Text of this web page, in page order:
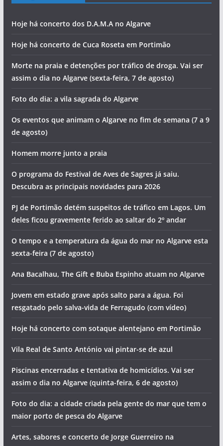
Hoje há concerto dos D.A.M.A no Algarve
Hoje há concerto de Cuca Roseta em Portimão
Morte na praia e detenções por tráfico de droga. Vai ser
assim o dia no Algarve (sexta-feira, 7 de agosto)
Foto do dia: a vila sagrada do Algarve
Os eventos que animam o Algarve no fim de semana (7 a 9
de agosto)
Homem morre junto a praia
O programa do Festival de Aves de Sagres já saiu.
Descubra as principais novidades para 2026
PJ de Portimão detém suspeitos de tráfico em Lagos. Um
deles ficou gravemente ferido ao saltar do 2º andar
O tempo e a temperatura da água do mar no Algarve esta
sexta-feira (7 de agosto)
Ana Bacalhau, The Gift e Buba Espinho atuam no Algarve
Jovem em estado grave após salto para a água. Foi
resgatado pelo salva-vida de Ferragudo (com vídeo)
Hoje há concerto com sotaque alentejano em Portimão
Vila Real de Santo António vai pintar-se de azul
Piscinas encerradas e tentativa de homicídios. Vai ser
assim o dia no Algarve (quinta-feira, 6 de agosto)
Foto do dia: a cidade criada pela gente do mar que tem o
maior porto de pesca do Algarve
Artes, sabores e concerto de Jorge Guerreiro na